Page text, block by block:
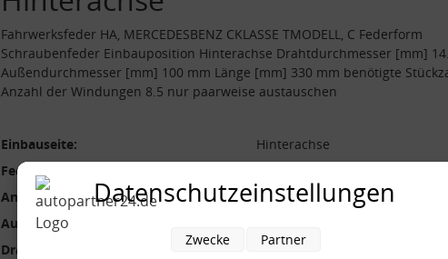
Fahrwerksfeder HA, MERCEDESBENZ CKLASSE TMODELL, C Federform
Schraubenfeder Einbauposition Hinterachse Drahtdurchmesser [mm]
Außendurchmesser [mm] 100 mm Länge [mm] 330 mm benötigte
Anzahl der Windungen 8.5 nur paarweise austauschen
Einbauseite:
Hinterachse
Federform:
Anzahl der Windungen:
8.5
Außendurchmesser [mm]:
Drahtdurchmesser [mm]:
14.3 mm
Datenschutzeinstellungen
Zwecke Partner